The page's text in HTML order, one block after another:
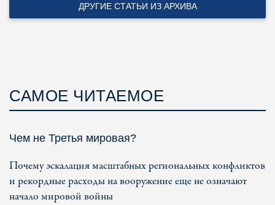
ДРУГИЕ СТАТЬИ ИЗ АРХИВА
САМОЕ ЧИТАЕМОЕ
Чем не Третья мировая?
Почему эскалация масштабных региональных конфликтов
и рекордные расходы на вооружение еще не означают
начало мировой войны